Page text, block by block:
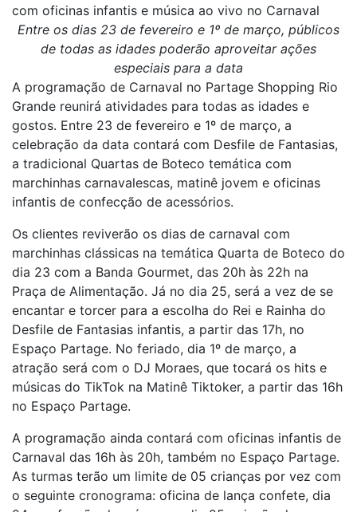
com oficinas infantis e música ao vivo no Carnaval
Entre os dias 23 de fevereiro e 1º de março, públicos
de todas as idades poderão aproveitar ações
especiais para a data
A programação de Carnaval no Partage Shopping Rio
Grande reunirá atividades para todas as idades e
gostos. Entre 23 de fevereiro e 1º de março, a
celebração da data contará com Desfile de Fantasias,
a tradicional Quartas de Boteco temática com
marchinhas carnavalescas, matinê jovem e oficinas
infantis de confecção de acessórios.
Os clientes reviverão os dias de carnaval com
marchinhas clássicas na temática Quarta de Boteco do
dia 23 com a Banda Gourmet, das 20h às 22h na
Praça de Alimentação. Já no dia 25, será a vez de se
encantar e torcer para a escolha do Rei e Rainha do
Desfile de Fantasias infantis, a partir das 17h, no
Espaço Partage. No feriado, dia 1º de março, a
atração será com o DJ Moraes, que tocará os hits e
músicas do TikTok na Matinê Tiktoker, a partir das 16h
no Espaço Partage.
A programação ainda contará com oficinas infantis de
Carnaval das 16h às 20h, também no Espaço Partage.
As turmas terão um limite de 05 crianças por vez com
o seguinte cronograma: oficina de lança confete, dia